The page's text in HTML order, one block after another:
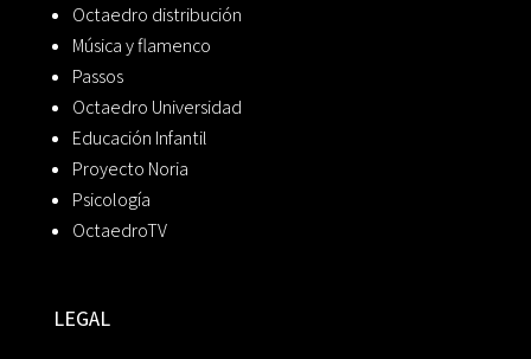
Octaedro distribución
Música y flamenco
Passos
Octaedro Universidad
Educación Infantil
Proyecto Noria
Psicología
OctaedroTV
LEGAL